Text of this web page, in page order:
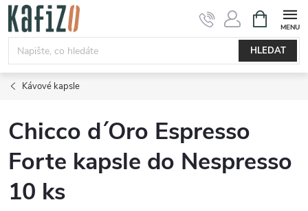
Přejít
obsah
HLEDAT
NÁKUPNÍ
KOŠÍK
Kávové kapsle
Chicco d´Oro Espresso
Forte kapsle do Nespresso
10 ks